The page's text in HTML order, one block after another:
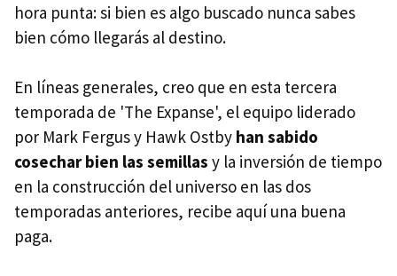
hora punta: si bien es algo buscado nunca sabes
bien cómo llegarás al destino.
En líneas generales, creo que en esta tercera
temporada de 'The Expanse', el equipo liderado
por Mark Fergus y Hawk Ostby han sabido
cosechar bien las semillas y la inversión de tiempo
en la construcción del universo en las dos
temporadas anteriores, recibe aquí una buena
paga.